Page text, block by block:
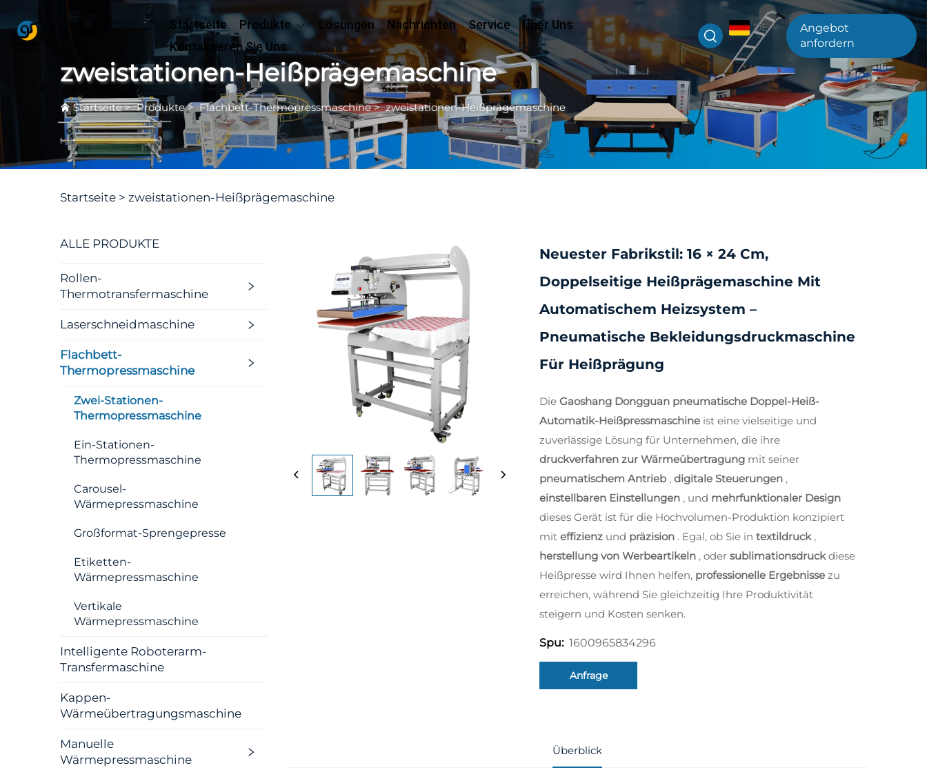
Startseite Produkte Lösungen Nachrichten Service
Über Uns
Kontaktieren Sie Uns
DE
Angebot
anfordern
zweistationen-Heißprägemaschine
Startseite>Produkte>Flachbett-Thermopressmaschine>zweistationen-Heißprägemaschine
Startseite > zweistationen-Heißprägemaschine
ALLE PRODUKTE
Rollen-
Thermotransfermaschine
Laserschneidmaschine
Flachbett-
Thermopressmaschine
Zwei-Stationen-
Thermopressmaschine
Ein-Stationen-
Thermopressmaschine
Carousel-
Wärmepressmaschine
Großformat-Sprengepresse
Etiketten-
Wärmepressmaschine
Vertikale
Wärmepressmaschine
Intelligente Roboterarm-
Transfermaschine
Kappen-
Wärmeübertragungsmaschine
Manuelle
Wärmepressmaschine
Neuester Fabrikstil: 16 × 24 Cm,
Doppelseitige Heißprägemaschine Mit
Automatischem Heizsystem –
Pneumatische Bekleidungsdruckmaschine
Für Heißprägung
Die Gaoshang Dongguan pneumatische Doppel-Heiß-
Automatik-Heißpressmaschine ist eine vielseitige und
zuverlässige Lösung für Unternehmen, die ihre
druckverfahren zur Wärmeübertragung mit seiner
pneumatischem Antrieb , digitale Steuerungen ,
einstellbaren Einstellungen , und mehrfunktionaler Design
dieses Gerät ist für die Hochvolumen-Produktion konzipiert
mit effizienz und präzision . Egal, ob Sie in textildruck ,
herstellung von Werbeartikeln , oder sublimationsdruckdiese
Heißpresse wird Ihnen helfen, professionelle Ergebnisse zu
erreichen, während Sie gleichzeitig Ihre Produktivität
steigern und Kosten senken.
Spu: 1600965834296
Anfrage
Überblick